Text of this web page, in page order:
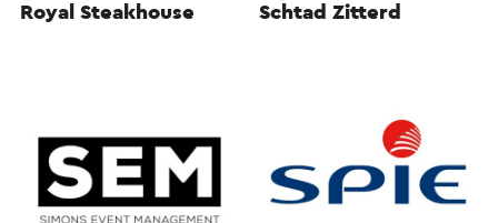
Royal Steakhouse Schtad Zitterd